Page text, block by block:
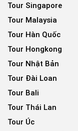
Tour Singapore
Tour Malaysia
Tour Hàn Quốc
Tour Hongkong
Tour Nhật Bản
Tour Đài Loan
Tour Bali
Tour Thái Lan
Tour Úc